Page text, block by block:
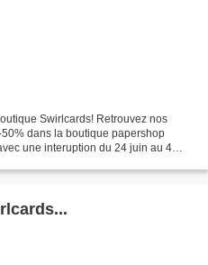
Swirlcards! Retrouvez nos
dans la boutique papershop
une interuption du 24 juin au 4